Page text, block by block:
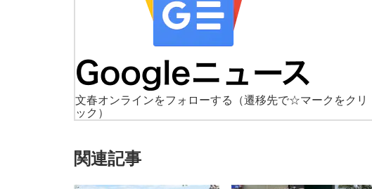
文春オンラインをフォローする
（遷移先で☆マークをクリ
ック）
関連記事